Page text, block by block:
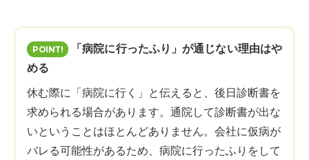
「病院に行ったふり」が通じない理由はや
める
休む際に「病院に行く」と伝えると、後日診断書を
求められる場合があります。通院して診断書が出な
いということはほとんどありません。会社に仮病が
バレる可能性があるため、病院に行ったふりをして